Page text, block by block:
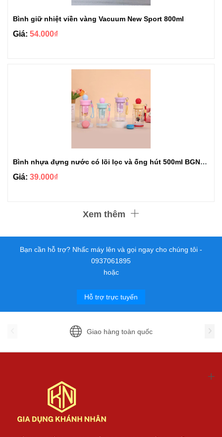
Bình giữ nhiệt viền vàng Vacuum New Sport 800ml
Giá: 54.000₫
Bình nhựa đựng nước có lõi lọc và ống hút 500ml BGN513
Giá: 39.000₫
Xem thêm
Bạn cần hỗ trợ? Nhấc máy lên và gọi ngay cho chúng tôi -
0937061895
hoặc
Hỗ trợ trực tuyến
Giao hàng toàn quốc